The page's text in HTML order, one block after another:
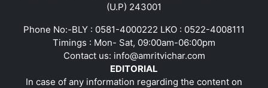
(U.P) 243001
Phone No:-BLY : 0581-4000222 LKO : 0522-4008111
Timings : Mon- Sat, 09:00am-06:00pm
Contact us: info@amritvichar.com
EDITORIAL
In case of any information regarding the content on